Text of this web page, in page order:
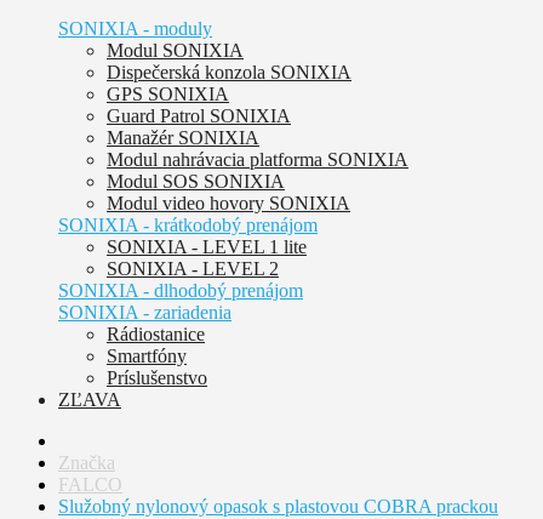
SONIXIA - moduly
Modul SONIXIA
Dispečerská konzola SONIXIA
GPS SONIXIA
Guard Patrol SONIXIA
Manažér SONIXIA
Modul nahrávacia platforma SONIXIA
Modul SOS SONIXIA
Modul video hovory SONIXIA
SONIXIA - krátkodobý prenájom
SONIXIA - LEVEL 1 lite
SONIXIA - LEVEL 2
SONIXIA - dlhodobý prenájom
SONIXIA - zariadenia
Rádiostanice
Smartfóny
Príslušenstvo
ZĽAVA
Značka
FALCO
Služobný nylonový opasok s plastovou COBRA prackou